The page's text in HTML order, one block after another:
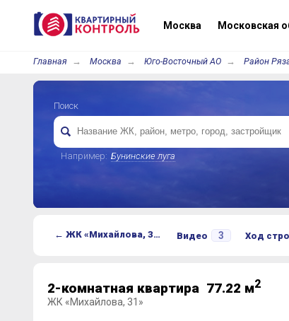
Москва Московская
Главная Москва Юго-Восточный АО Район
Поиск
Например: Бунинские луга
← ЖК «Михайлова, 31» Видео 3 Ход
2-комнатная квартира 77.22 м2
ЖК «Михайлова, 31»